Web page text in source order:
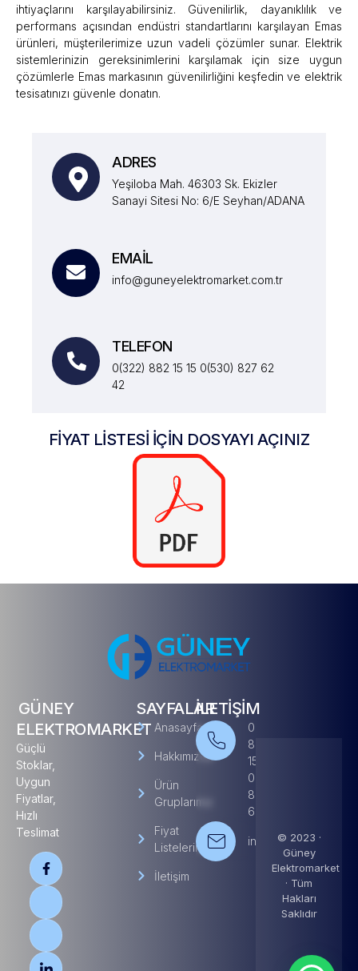
ihtiyaçlarını karşılayabilirsiniz. Güvenilirlik, dayanıklılık ve
performans açısından endüstri standartlarını karşılayan Emas
ürünleri, müşterilerimize uzun vadeli çözümler sunar. Elektrik
sistemlerinizin gereksinimlerini karşılamak için size uygun
çözümlerle Emas markasının güvenilirliğini keşfedin ve elektrik
tesisatınızı güvenle donatın.
ADRES
Yeşiloba Mah. 46303 Sk. Ekizler
Sanayi Sitesi No: 6/E Seyhan/ADANA
EMAİL
info@guneyelektromarket.com.tr
TELEFON
0(322) 882 15 15 0(530) 827 62
42
FİYAT LİSTESİ İÇİN DOSYAYI AÇINIZ
GÜNEY
ELEKTROMARKET
Güçlü
Stoklar,
Uygun
Fiyatlar,
Hızlı
Teslimat
SAYFALAR
Anasayfa
Hakkımızda
Ürün
Gruplarımız
Fiyat
Listelerimiz
İletişim
İLETİŞİM
0(322)
882 15
15
0(530)
827
62 42
© 2023 ·
Güney
Elektromarket
· Tüm
Hakları
Saklıdır